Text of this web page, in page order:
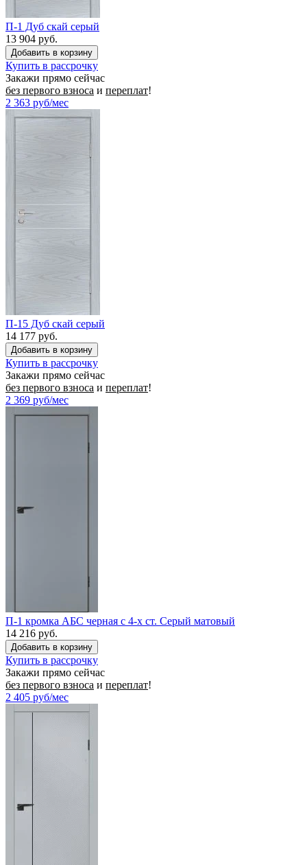
П-1 Дуб скай серый
13 904 руб.
Купить в рассрочку
Закажи прямо сейчас
без первого взноса и переплат!
2 363 руб/мес
П-15 Дуб скай серый
14 177 руб.
Купить в рассрочку
Закажи прямо сейчас
без первого взноса и переплат!
2 369 руб/мес
П-1 кромка АБС черная c 4-х ст. Серый матовый
14 216 руб.
Купить в рассрочку
Закажи прямо сейчас
без первого взноса и переплат!
2 405 руб/мес